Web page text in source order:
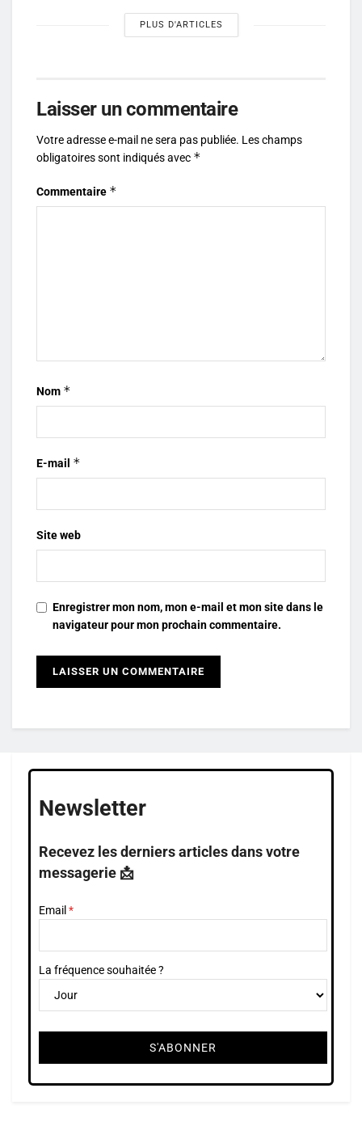
PLUS D'ARTICLES
Laisser un commentaire
Votre adresse e-mail ne sera pas publiée. Les champs
obligatoires sont indiqués avec *
Commentaire *
Nom *
E-mail *
Site web
Enregistrer mon nom, mon e-mail et mon site dans le
navigateur pour mon prochain commentaire.
Newsletter
Recevez les derniers articles dans votre
messagerie 📩
Email
La fréquence souhaitée ?